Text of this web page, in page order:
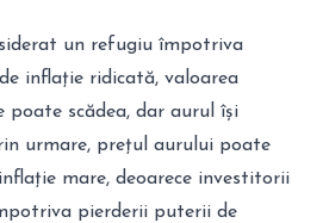
un refugiu împotriva
inflație ridicată, valoarea
poate scădea, dar aurul își
urmare, prețul aurului poate
mare, deoarece investitorii
pierderii puterii de